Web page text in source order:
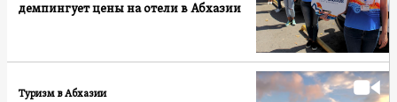
демпингует цены на отели в Абхазии
Туризм в Абхазии